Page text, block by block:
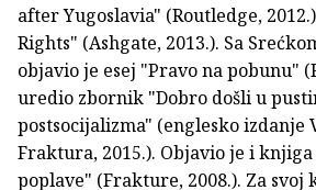
after Yugoslavia" (Routledge,
Rights" (Ashgate, 2013.). Sa
objavio je esej "Pravo na pobunu"
uredio zbornik "Dobro došli u
postsocijalizma" (englesko izdanje
Fraktura, 2015.). Objavio je i
poplave" (Frakture, 2008.). Za